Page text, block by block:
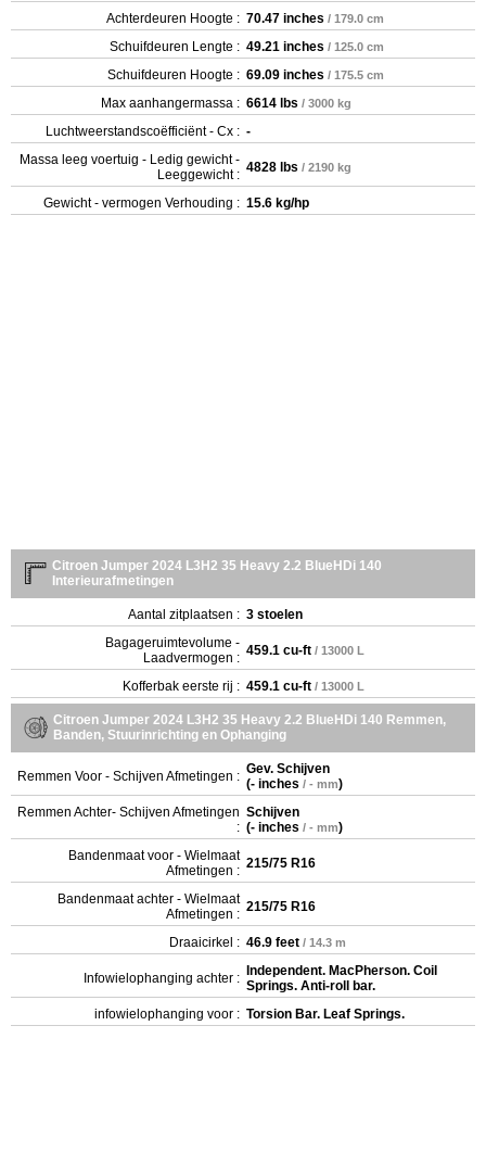
Achterdeuren Hoogte : 70.47 inches / 179.0 cm
Schuifdeuren Lengte : 49.21 inches / 125.0 cm
Schuifdeuren Hoogte : 69.09 inches / 175.5 cm
Max aanhangermassa : 6614 lbs / 3000 kg
Luchtweerstandscoëfficiënt - Cx : -
Massa leeg voertuig - Ledig gewicht -
Leeggewicht : 4828 lbs / 2190 kg
Gewicht - vermogen Verhouding : 15.6 kg/hp
Citroen Jumper 2024 L3H2 35 Heavy 2.2 BlueHDi 140
Interieurafmetingen
Aantal zitplaatsen : 3 stoelen
Bagageruimtevolume -
Laadvermogen : 459.1 cu-ft / 13000 L
Kofferbak eerste rij : 459.1 cu-ft / 13000 L
Citroen Jumper 2024 L3H2 35 Heavy 2.2 BlueHDi 140 Remmen,
Banden, Stuurinrichting en Ophanging
Remmen Voor - Schijven Afmetingen : Gev. Schijven
(- inches / - mm)
Remmen Achter- Schijven Afmetingen
:
Schijven
(- inches / - mm)
Bandenmaat voor - Wielmaat
Afmetingen : 215/75 R16
Bandenmaat achter - Wielmaat
Afmetingen : 215/75 R16
Draaicirkel : 46.9 feet / 14.3 m
Infowielophanging achter : Independent. MacPherson. Coil
Springs. Anti-roll bar.
infowielophanging voor : Torsion Bar. Leaf Springs.